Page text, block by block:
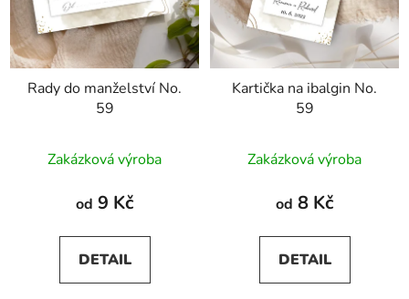
Rady do manželství No.
59
Zakázková výroba
od 9 Kč
DETAIL
Kartička na ibalgin No.
59
Zakázková výroba
od 8 Kč
DETAIL